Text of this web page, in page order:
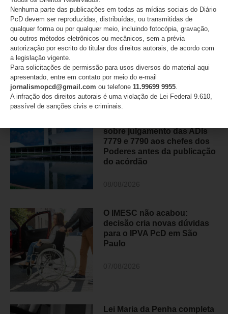
SIGA NO INSTAGRAM
SIGA NO TIKTOK
DESTAQUES
Presidente do STF
sobre julgamento das ADIs
7779 e 7790 aos chefes dos
Poderes antes da publicação
do acórdão
O IMESC não acabou:
decisão cria novas dúvidas
para o IPVA PcD em São
Paulo
Lei Maria da Penha completa
Nenhuma parte das publicações em todas as mídias sociais do Diário
PcD devem ser reproduzidas, distribuídas, ou transmitidas de
qualquer forma ou por qualquer meio, incluindo fotocópia, gravação,
ou outros métodos eletrônicos ou mecânicos, sem a prévia
autorização por escrito do titular dos direitos autorais, de acordo com
a legislação vigente.
Para solicitações de permissão para usos diversos do material aqui
apresentado, entre em contato por meio do e-mail
jornalismopcd@gmail.com ou telefone 11.99699 9955
A infração dos direitos autorais é uma violação de Lei Federal 9.610,
passível de sanções civis e criminais.